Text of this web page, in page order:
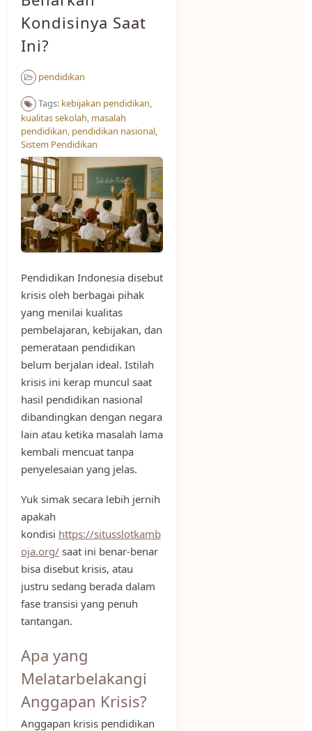
Kondisinya Saat
Ini?
pendidikan
Tags: kebijakan pendidikan,
kualitas sekolah, masalah
pendidikan, pendidikan nasional,
Sistem Pendidikan
Pendidikan Indonesia disebut
krisis oleh berbagai pihak
yang menilai kualitas
pembelajaran, kebijakan, dan
pemerataan pendidikan
belum berjalan ideal. Istilah
krisis ini kerap muncul saat
hasil pendidikan nasional
dibandingkan dengan negara
lain atau ketika masalah lama
kembali mencuat tanpa
penyelesaian yang jelas.
Yuk simak secara lebih jernih
apakah
kondisi https://situsslotkamb
oja.org/saat ini benar-benar
bisa disebut krisis, atau
justru sedang berada dalam
fase transisi yang penuh
tantangan.
Apa yang
Melatarbelakangi
Anggapan Krisis?
Anggapan krisis pendidikan